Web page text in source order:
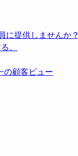
に提供しませんか？
。
の顧客ビュー